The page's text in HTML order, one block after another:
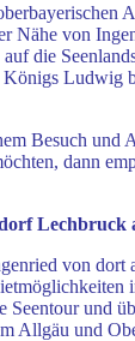
Nähe von
die
Königs Ludwig
Besuch und
dann
Lechbruck
von dort
Seentour und
Allgäu und